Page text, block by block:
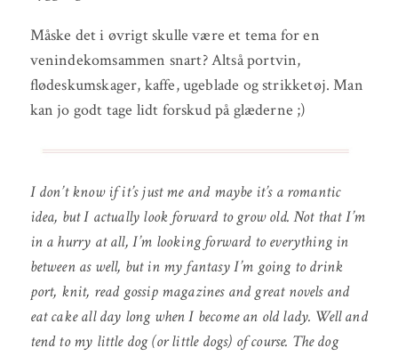
Måske det i øvrigt skulle være et tema for en
venindekomsammen snart? Altså portvin,
flødeskumskager, kaffe, ugeblade og strikketøj. Man
kan jo godt tage lidt forskud på glæderne ;)
I don’t know if it’s just me and maybe it’s a romantic
idea, but I actually look forward to grow old. Not that I’m
in a hurry at all, I’m looking forward to everything in
between as well, but in my fantasy I’m going to drink
port, knit, read gossip magazines and great novels and
eat cake all day long when I become an old lady. Well and
tend to my little dog (or little dogs) of course. The dog